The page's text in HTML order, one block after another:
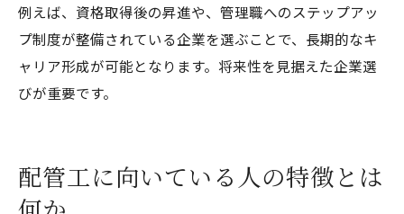
例えば、資格取得後の昇進や、管理職へのステップアッ
プ制度が整備されている企業を選ぶことで、長期的なキ
ャリア形成が可能となります。将来性を見据えた企業選
びが重要です。
配管工に向いている人の特徴とは